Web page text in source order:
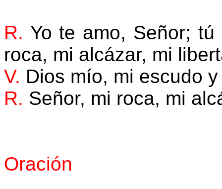
R. Yo te amo, Señor;
roca, mi alcázar, mi
V. Dios mío, mi escudo
R. Señor, mi roca, mi
Oración